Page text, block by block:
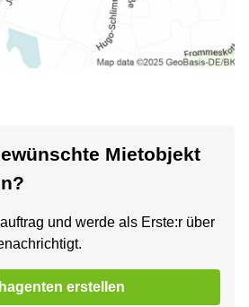
Mietobjekt
und werde als Erste:r über
erstellen